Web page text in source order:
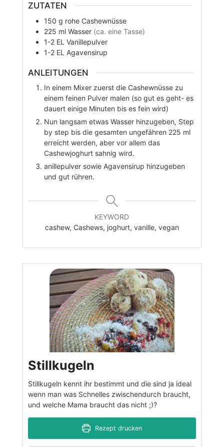
ZUTATEN
150 g rohe Cashewnüsse
225 ml Wasser (ca. eine Tasse)
1-2 EL Vanillepulver
1-2 EL Agavensirup
ANLEITUNGEN
In einem Mixer zuerst die Cashewnüsse zu
einem feinen Pulver malen (so gut es geht- es
dauert einige Minuten bis es fein wird)
Nun langsam etwas Wasser hinzugeben, Step
by step bis die gesamten ungefähren 225 ml
erreicht werden, aber vor allem das
Cashewjoghurt sahnig wird.
anillepulver sowie Agavensirup hinzugeben
und gut rühren.
KEYWORD
cashew, Cashews, joghurt, vanille, vegan
Stillkugeln
Stillkugeln kennt ihr bestimmt und die sind ja ideal
wenn man was Schnelles zwischendurch braucht,
und welche Mama braucht das nicht ;)?
Rezept drucken